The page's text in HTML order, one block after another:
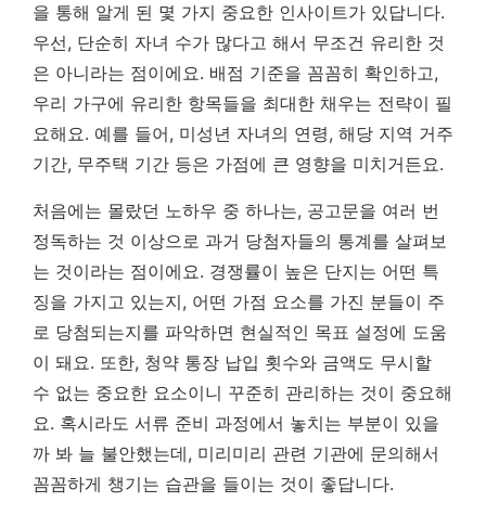
을 통해 알게 된 몇 가지 중요한 인사이트가 있답니다.
우선, 단순히 자녀 수가 많다고 해서 무조건 유리한 것
은 아니라는 점이에요. 배점 기준을 꼼꼼히 확인하고,
우리 가구에 유리한 항목들을 최대한 채우는 전략이 필
요해요. 예를 들어, 미성년 자녀의 연령, 해당 지역 거주
기간, 무주택 기간 등은 가점에 큰 영향을 미치거든요.
처음에는 몰랐던 노하우 중 하나는, 공고문을 여러 번
정독하는 것 이상으로 과거 당첨자들의 통계를 살펴보
는 것이라는 점이에요. 경쟁률이 높은 단지는 어떤 특
징을 가지고 있는지, 어떤 가점 요소를 가진 분들이 주
로 당첨되는지를 파악하면 현실적인 목표 설정에 도움
이 돼요. 또한, 청약 통장 납입 횟수와 금액도 무시할
수 없는 중요한 요소이니 꾸준히 관리하는 것이 중요해
요. 혹시라도 서류 준비 과정에서 놓치는 부분이 있을
까 봐 늘 불안했는데, 미리미리 관련 기관에 문의해서
꼼꼼하게 챙기는 습관을 들이는 것이 좋답니다.